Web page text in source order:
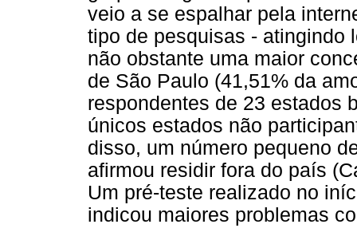
veio a se espalhar pela
tipo de pesquisas - atingindo
não obstante uma maior
de São Paulo (41,51% da
respondentes de 23 estados
únicos estados não
disso, um número pequeno
afirmou residir fora do país
Um pré-teste realizado no
indicou maiores problemas